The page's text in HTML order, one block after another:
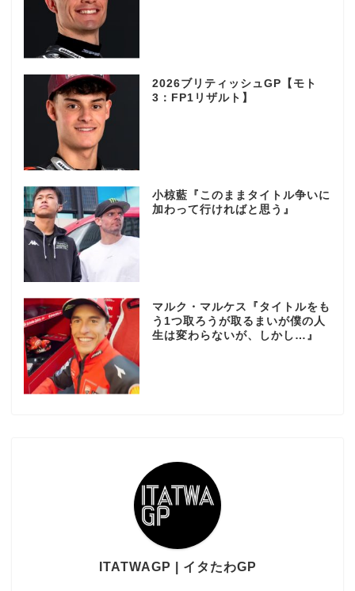
2026ブリティッシュGP【モト
3：FP1リザルト】
小椋藍『このままタイトル争いに
加わって行ければと思う』
マルク・マルケス『タイトルをも
う1つ取ろうが取るまいが僕の人
生は変わらないが、しかし…』
ITATWAGP | イタたわGP